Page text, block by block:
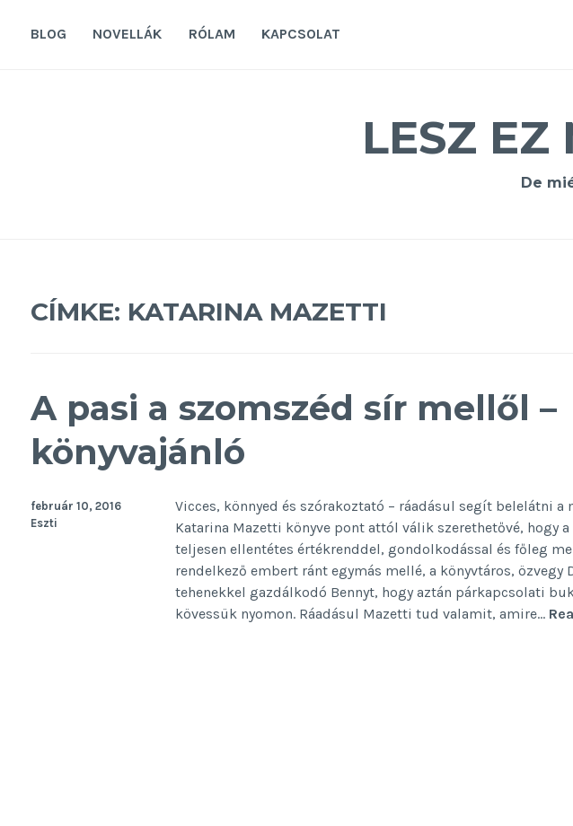
BLOG NOVELLÁK RÓLAM KAPCSOLAT
LESZ EZ
De
CÍMKE: KATARINA MAZETTI
A pasi a szomszéd sír mellől –
könyvajánló
Vicces, könnyed és szórakoztató – ráadásul segít belelátni a
Katarina Mazetti könyve pont attól válik szerethetővé, hogy a
teljesen ellentétes értékrenddel, gondolkodással és főleg
rendelkező embert ránt egymás mellé, a könyvtáros, özvegy
tehenekkel gazdálkodó Bennyt, hogy aztán párkapcsolati
kövessük nyomon. Ráadásul Mazetti tud valamit, amire…
február 10, 2016
Eszti